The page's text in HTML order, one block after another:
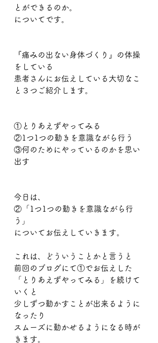
とができるのか。
についてです。
『痛みの出ない身体づくり』の体操
をしている
患者さんにお伝えしている大切なこ
と３つご紹介します。
①とりあえずやってみる
②1つ1つの動きを意識ながら行う
③何のためにやっているのかを思い
出す
今日は、
②「1つ1つの動きを意識ながら行
う」
についてお伝えしていきます。
これは、どういうことかと言うと
前回のブログにて①でお伝えした
「とりあえずやってみる」を続けて
いくと
少しずつ動かすことが出来るように
なったり
スムーズに動かせるようになる時が
きます。